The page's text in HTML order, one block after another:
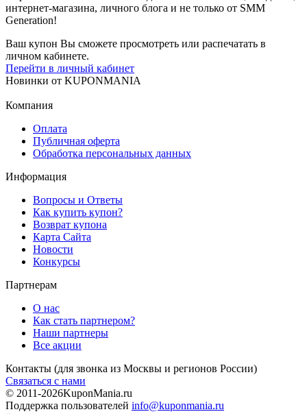
интернет-магазина, личного блога и не только от SMM
Generation!
Ваш купон Вы сможете просмотреть или распечатать в
личном кабинете.
Перейти в личный кабинет
Новинки от KUPONMANIA
Компания
Оплата
Публичная оферта
Обработка персональных данных
Информация
Вопросы и Ответы
Как купить купон?
Возврат купона
Карта Сайта
Новости
Конкурсы
Партнерам
О нас
Как стать партнером?
Наши партнеры
Все акции
Контакты (для звонка из Москвы и регионов России)
Связаться с нами
© 2011-2026KuponMania.ru
Поддержка пользователей info@kuponmania.ru